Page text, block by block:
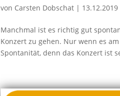
von Carsten Dobschat | 13.12.2019
Manchmal ist es richtig gut
Konzert zu gehen. Nur wenn es
Spontanität, denn das Konzert ist